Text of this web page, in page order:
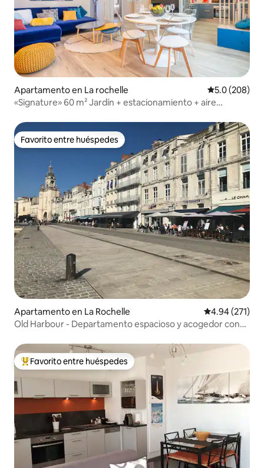
Apartamento en La rochelle Calificación
5.0 (208)
«Signature» 60 m² Jardín + estacionamiento + aire
Favorito entre huéspedes
Favorito entre huéspedes
Apartamento en La Rochelle Calificación
4.94 (271)
Old Harbour - Departamento espacioso y acogedor con
Favorito entre huéspedes preferido
Favorito entre huéspedes